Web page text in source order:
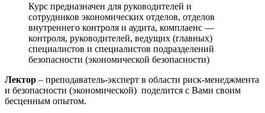
Курс предназначен для руководителей и
сотрудников экономических отделов, отделов
внутреннего контроля и аудита, комплаенс —
контроля, руководителей, ведущих (главных)
специалистов и специалистов подразделений
безопасности (экономической безопасности)
Лектор – преподаватель-эксперт в области риск-менеджмента
и безопасности (экономической) поделится с Вами своим
бесценным опытом.